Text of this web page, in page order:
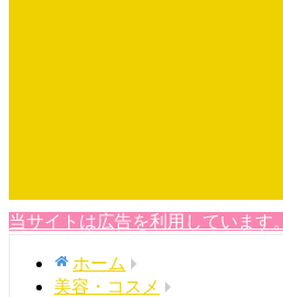
当サイトは広告を利用しています。
ホーム
美容・コスメ